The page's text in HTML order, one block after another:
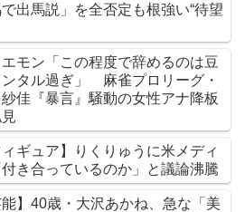
出馬説」を全否定も根強い“待望
モン「この程度で辞めるのは豆
ンタル過ぎ」 麻雀プロリーグ・
紗佳『暴言』騒動の女性アナ降板
ィギュア】りくりゅうに米メディ
き合っているのか」と議論沸騰
能】40歳・大沢あかね、急な「美